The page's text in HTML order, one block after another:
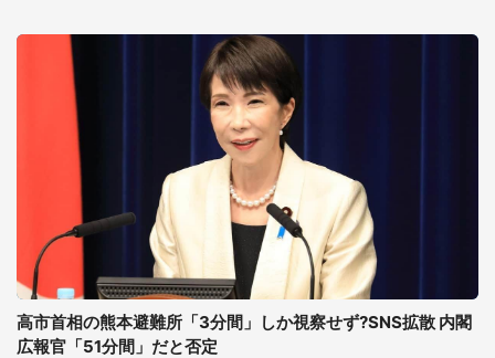
高市首相の熊本避難所「3分間」しか視察せず?SNS拡散 内閣
広報官「51分間」だと否定